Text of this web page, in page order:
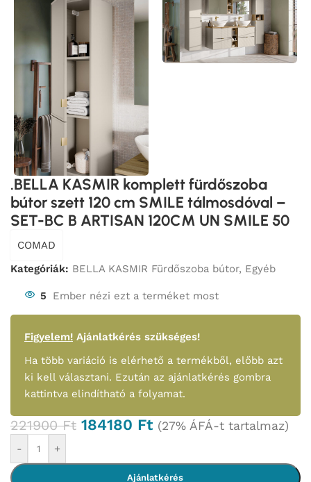
.BELLA KASMIR komplett fürdőszoba
bútor szett 120 cm SMILE tálmosdóval –
SET-BC B ARTISAN 120CM UN SMILE 50
COMAD
Kategóriák: BELLA KASMIR Fürdőszoba bútor, Egyéb
5 Ember nézi ezt a terméket most
Figyelem! Ajánlatkérés szükséges!
Ha több variáció is elérhető a termékből, előbb azt
ki kell választani. Ezután az ajánlatkérés gombra
kattintva elindítható a folyamat.
221900Ft 184180 Ft (27% ÁFÁ-t tartalmaz)
- +
Ajánlatkérés